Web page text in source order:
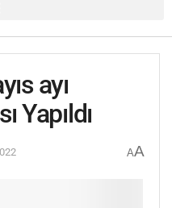
ayı
Yapıldı
AA